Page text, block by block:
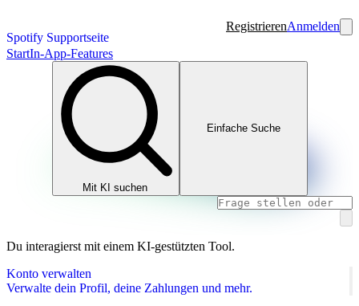
Spotify Supportseite
RegistrierenAnmelden
StartIn-App-Features
Mit KI suchen
Einfache Suche
Du interagierst mit einem KI-gestützten Tool.
Konto verwalten
Verwalte dein Profil, deine Zahlungen und mehr.